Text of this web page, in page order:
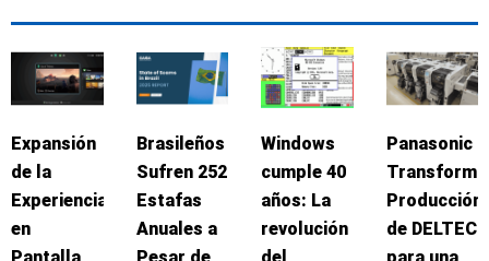
Expansión
de la
Experiencia
en
Pantalla
Brasileños
Sufren 252
Estafas
Anuales a
Pesar de
Windows
cumple 40
años: La
revolución
del
Panasonic
Transforma
Producción
de DELTEC
para una